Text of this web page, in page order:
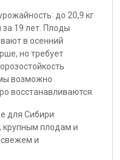
до 20,9 кг
за 19 лет. Плоды
в осенний
но требует
возможно
восстанавливаются.
для Сибири
крупным плодам и
и